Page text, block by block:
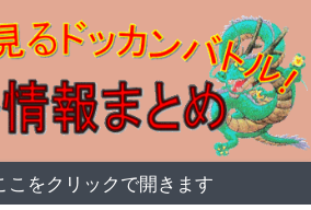
をクリックで開きます